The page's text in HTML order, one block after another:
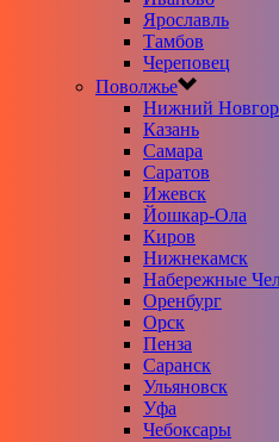
Ярославль
Тамбов
Череповец
Поволжье
Нижний
Казань
Самара
Саратов
Ижевск
Йошкар-Ола
Киров
Нижнекамск
Набережные
Оренбург
Орск
Пенза
Саранск
Ульяновск
Уфа
Чебоксары